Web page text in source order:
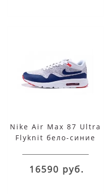
Nike Air Max 87 Ultra
Flyknit бело-синие
16590 руб.